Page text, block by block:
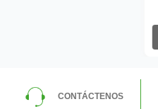
CONTÁCTENOS